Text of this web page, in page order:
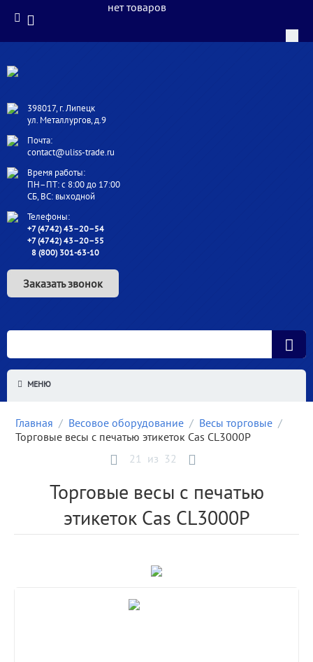
398017, г. Липецк
ул. Металлургов, д.9
Почта:
contact@uliss-trade.ru
Время работы:
ПН–ПТ: с 8:00 до 17:00
СБ, ВС: выходной
Телефоны:
+7 (4742) 43–20–54
+7 (4742) 43–20–55
8 (800) 301-63-10
Заказать звонок
нет товаров
МЕНЮ
Главная / Весовое оборудование / Весы торговые /
Торговые весы с печатью этикеток Cas CL3000P
21 из 32
Торговые весы с печатью
этикеток Cas CL3000P